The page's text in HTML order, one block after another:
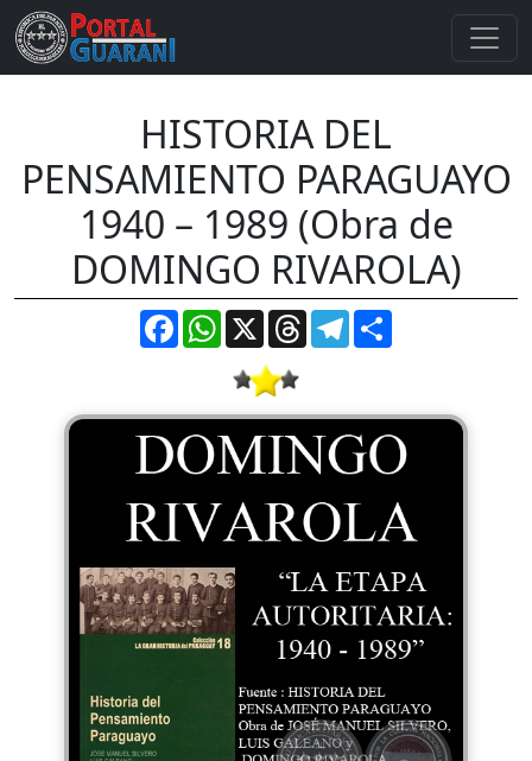
HISTORIA DEL
PENSAMIENTO PARAGUAYO
1940 – 1989 (Obra de
DOMINGO RIVAROLA)
FacebookWhatsApp
X ThreadsTelegram